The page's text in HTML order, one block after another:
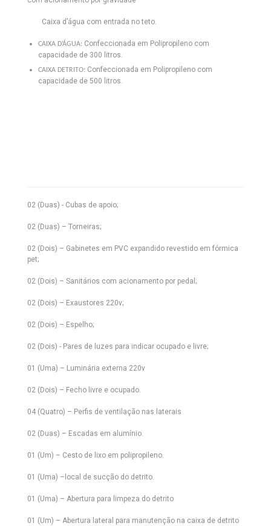
Caixa d’água com entrada no teto.
CAIXA D’ÁGUA: Confeccionada em Polipropileno com
capacidade de 300 litros.
CAIXA DETRITO: Confeccionada em Polipropileno com
capacidade de 500 litros.
02 (Duas) - Cubas de apoio;
02 (Duas) – Torneiras;
02 (Dois) – Gabinetes em PVC expandido revestido em fórmica
pet;
02 (Dois) – Sanitários com acionamento por pedal;
02 (Dois) – Exaustores 220v;
02 (Dois) – Espelho;
02 (Dois) - Pares de luzes para indicar ocupado e livre;
01 (Uma) – Luminária externa 220v
02 (Dois) – Fecho livre e ocupado.
04 (Quatro) – Perfis de ventilação nas laterais
02 (Duas) – Escadas em alumínio.
01 (Um) – Cesto de lixo em polipropileno.
01 (Uma) –local de sucção do detrito.
01 (Uma) – Abertura para limpeza do detrito
01 (Um) – Abertura lateral para manutenção na caixa de detrito